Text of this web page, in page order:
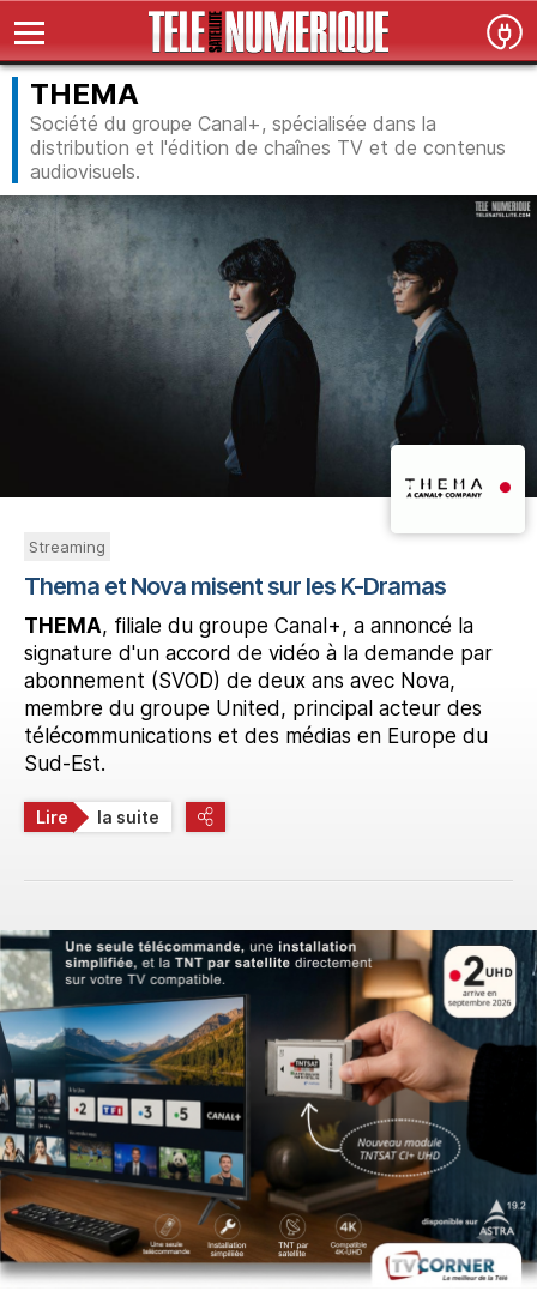
THEMA
Société du groupe Canal+, spécialisée dans la
distribution et l'édition de chaînes TV et de contenus
audiovisuels.
Streaming
Thema et Nova misent sur les K-Dramas
THEMA, filiale du groupe Canal+, a annoncé la
signature d'un accord de vidéo à la demande par
abonnement (SVOD) de deux ans avec Nova,
membre du groupe United, principal acteur des
télécommunications et des médias en Europe du
Sud-Est.
Lire la suite